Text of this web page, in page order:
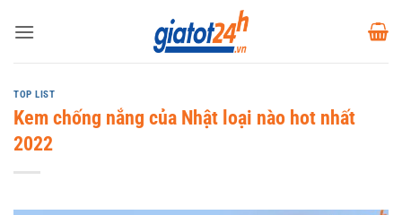
qua
TOP LIST
Kem chống nắng của Nhật loại nào hot nhất
2022